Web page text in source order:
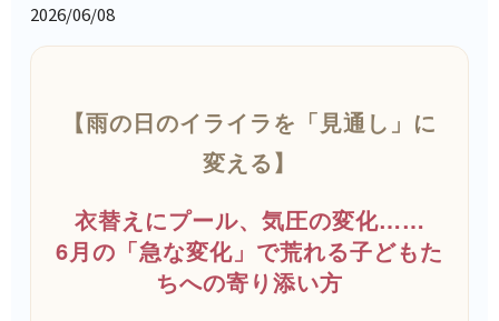
2026/06/08
【雨の日のイライラを「見通し」に
変える】
衣替えにプール、気圧の変化……
6月の「急な変化」で荒れる子どもた
ちへの寄り添い方